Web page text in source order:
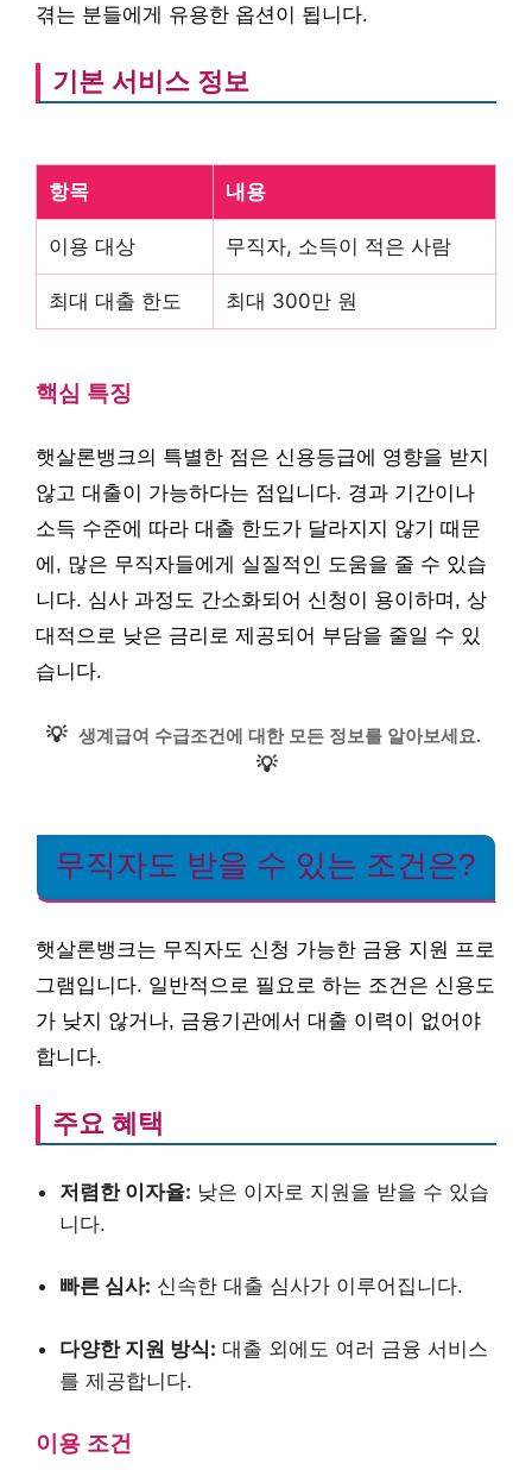
겪는 분들에게 유용한 옵션이 됩니다.
기본 서비스 정보
항목 내용
이용 대상 무직자, 소득이 적은 사람
최대 대출 한도 최대 300만 원
핵심 특징
햇살론뱅크의 특별한 점은 신용등급에 영향을 받지
않고 대출이 가능하다는 점입니다. 경과 기간이나
소득 수준에 따라 대출 한도가 달라지지 않기 때문
에, 많은 무직자들에게 실질적인 도움을 줄 수 있습
니다. 심사 과정도 간소화되어 신청이 용이하며, 상
대적으로 낮은 금리로 제공되어 부담을 줄일 수 있
습니다.
💡 생계급여 수급조건에 대한 모든 정보를 알아보세요.
💡
무직자도 받을 수 있는 조건은?
햇살론뱅크는 무직자도 신청 가능한 금융 지원 프로
그램입니다. 일반적으로 필요로 하는 조건은 신용도
가 낮지 않거나, 금융기관에서 대출 이력이 없어야
합니다.
주요 혜택
저렴한 이자율: 낮은 이자로 지원을 받을 수 있습
니다.
빠른 심사: 신속한 대출 심사가 이루어집니다.
다양한 지원 방식: 대출 외에도 여러 금융 서비스
를 제공합니다.
이용 조건